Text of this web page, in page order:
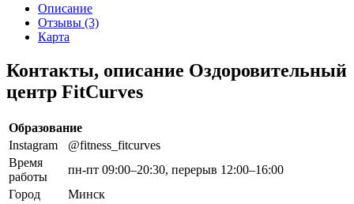
Описание
Отзывы (3)
Карта
Контакты, описание Оздоровительный
центр FitCurves
Образование
Instagram
@fitness_fitcurves
Время
работы
пн-пт 09:00–20:30, перерыв 12:00–16:00
Город
Минск